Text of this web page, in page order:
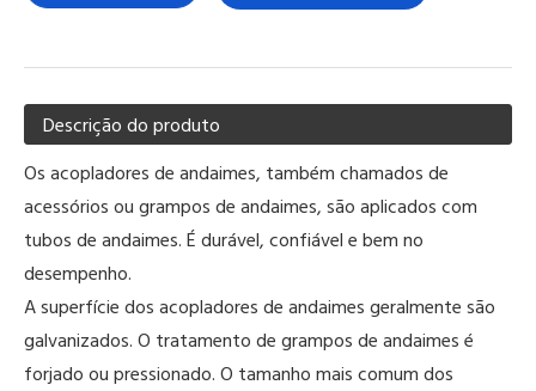
Descrição do produto
Os acopladores de andaimes, também chamados de
acessórios ou grampos de andaimes, são aplicados com
tubos de andaimes. É durável, confiável e bem no
desempenho.
A superfície dos acopladores de andaimes geralmente são
galvanizados. O tratamento de grampos de andaimes é
forjado ou pressionado. O tamanho mais comum dos